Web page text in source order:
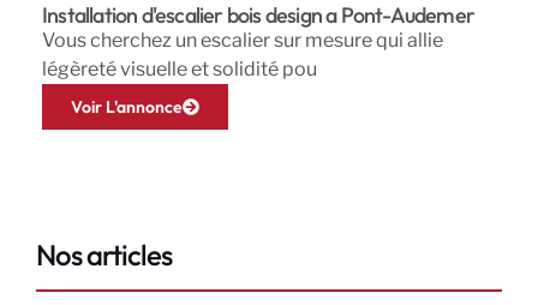
Installation d'escalier bois design a Pont-Audemer
Vous cherchez un escalier sur mesure qui allie
légèreté visuelle et solidité pou
Voir L'annonce
Nos articles